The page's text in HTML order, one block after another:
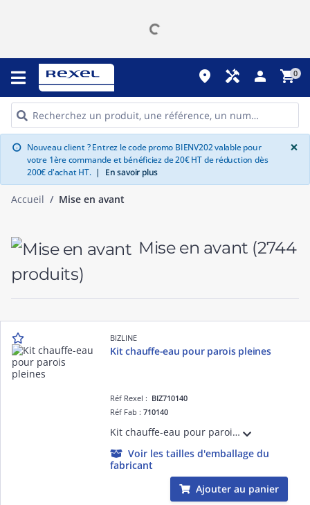
place handyman person shopping_cart0
info Nouveau client ? Entrez le code promo BIENV202 valable pour
votre 1ère commande et bénéficiez de 20€ HT de réduction dès
200€ d'achat HT. | En savoir plus
×
Accueil Mise en avant
Mise en avant (2744
produits)
BIZLINE
Kit chauffe-eau pour parois pleines
Réf Rexel : BIZ710140
Réf Fab :710140
Kit chauffe-eau pour parois pleines
Voir les tailles d'emballage du
fabricant
Ajouter au panier